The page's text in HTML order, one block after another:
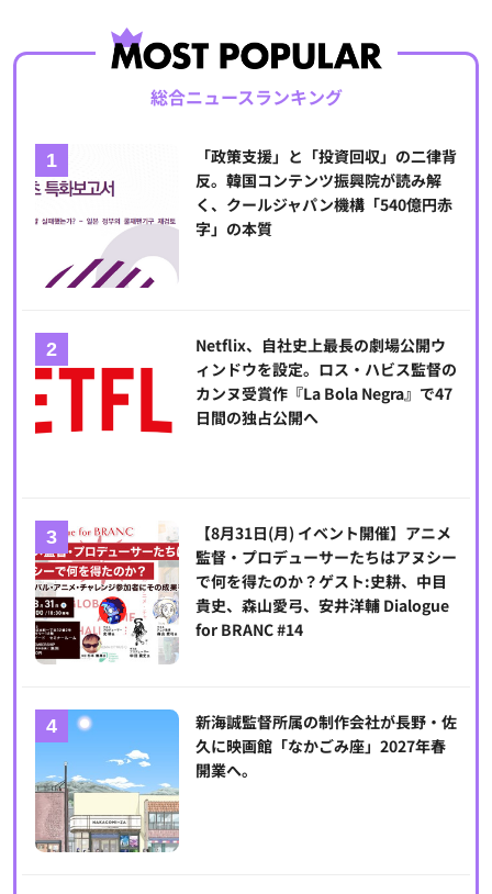
総合ニュースランキング
「政策支援」と「投資回収」の二律背
反。韓国コンテンツ振興院が読み解
く、クールジャパン機構「540億円赤
字」の本質
Netflix、自社史上最長の劇場公開ウ
ィンドウを設定。ロス・ハビス監督の
カンヌ受賞作『La Bola Negra』で47
日間の独占公開へ
【8月31日(月) イベント開催】アニメ
監督・プロデューサーたちはアヌシー
で何を得たのか？ゲスト:史耕、中目
貴史、森山愛弓、安井洋輔 Dialogue
for BRANC #14
新海誠監督所属の制作会社が長野・佐
久に映画館「なかごみ座」2027年春
開業へ。